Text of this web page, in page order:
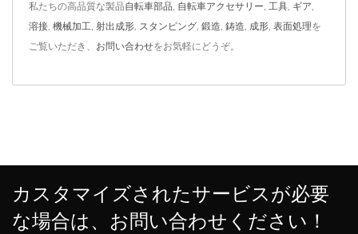
私たちの高品質な製品自転車部品 自転車アクセサリー 工具 ギア
溶接 機械加工 射出成形 スタンピング 鍛造 鋳造 成形 表面処理を
ご覧いただき、 お問い合わせをお気軽にどうぞ。
カスタマイズされたサービスが必要
な場合は、お問い合わせください！